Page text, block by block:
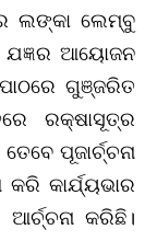
ଲଙ୍କା ଲେମ୍ବୁ
ଯଜ୍ଞର ଆୟୋଜନ
ଗୁଞ୍ଜରିତ
ରକ୍ଷାସୂତ୍ର
ପୂଜାର୍ଚ୍ଚନା
କାର୍ଯ୍ୟଭାର
କରିଛି।